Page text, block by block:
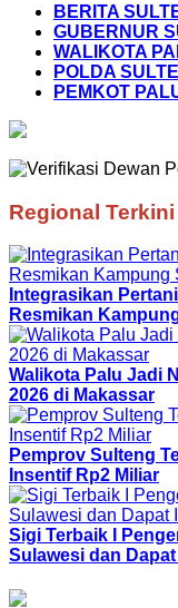
BERITA
GUBERNUR
WALIKOTA
POLDA
PEMKOT
Regional Terkini
Integrasikan
Resmikan
Walikota Palu Jadi
2026 di Makassar
Pemprov Sulteng
Insentif Rp2 Miliar
Sigi Terbaik I
Sulawesi dan